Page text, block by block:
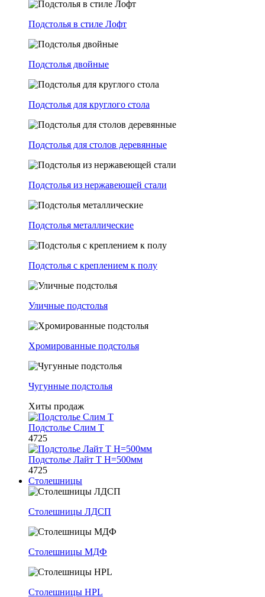
Подстолья в стиле Лофт
Подстолья двойные
Подстолья для круглого стола
Подстолья для столов деревянные
Подстолья из нержавеющей стали
Подстолья металлические
Подстолья с креплением к полу
Уличные подстолья
Хромированные подстолья
Чугунные подстолья
Хиты продаж
Подстолье Слим Т
4725
Подстолье Лайт Т H=500мм
4725
Столешницы
Столешницы ЛДСП
Столешницы МДФ
Столешницы HPL